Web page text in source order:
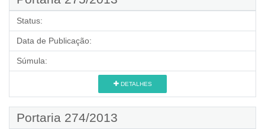
Status:
Data de Publicação:
Súmula:
DETALHES
Portaria 274/2013